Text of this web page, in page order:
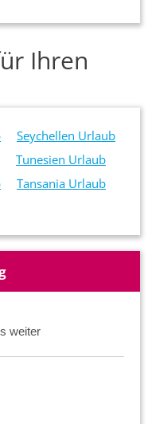
Ihren
Seychellen Urlaub
Tunesien Urlaub
Tansania Urlaub
weiter